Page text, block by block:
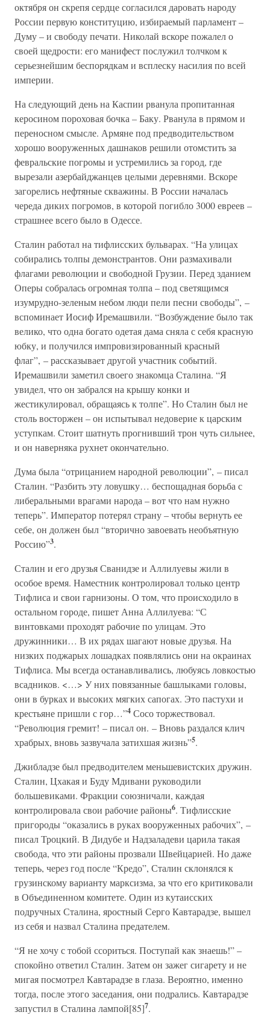
октября он скрепя сердце согласился даровать народу
России первую конституцию, избираемый парламент –
Думу – и свободу печати. Николай вскоре пожалел о
своей щедрости: его манифест послужил толчком к
серьезнейшим беспорядкам и всплеску насилия по всей
империи.
На следующий день на Каспии рванула пропитанная
керосином пороховая бочка – Баку. Рванула в прямом и
переносном смысле. Армяне под предводительством
хорошо вооруженных дашнаков решили отомстить за
февральские погромы и устремились за город, где
вырезали азербайджанцев целыми деревнями. Вскоре
загорелись нефтяные скважины. В России началась
череда диких погромов, в которой погибло 3000 евреев –
страшнее всего было в Одессе.
Сталин работал на тифлисских бульварах. “На улицах
собирались толпы демонстрантов. Они размахивали
флагами революции и свободной Грузии. Перед зданием
Оперы собралась огромная толпа – под светящимся
изумрудно-зеленым небом люди пели песни свободы”, –
вспоминает Иосиф Иремашвили. “Возбуждение было так
велико, что одна богато одетая дама сняла с себя красную
юбку, и получился импровизированный красный
флаг”, – рассказывает другой участник событий.
Иремашвили заметил своего знакомца Сталина. “Я
увидел, что он забрался на крышу конки и
жестикулировал, обращаясь к толпе”. Но Сталин был не
столь восторжен – он испытывал недоверие к царским
уступкам. Стоит шатнуть прогнивший трон чуть сильнее,
и он наверняка рухнет окончательно.
Дума была “отрицанием народной революции”, – писал
Сталин. “Разбить эту ловушку… беспощадная борьба с
либеральными врагами народа – вот что нам нужно
теперь”. Император потерял страну – чтобы вернуть ее
себе, он должен был “вторично завоевать необъятную
Россию”3.
Сталин и его друзья Сванидзе и Аллилуевы жили в
особое время. Наместник контролировал только центр
Тифлиса и свои гарнизоны. О том, что происходило в
остальном городе, пишет Анна Аллилуева: “С
винтовками проходят рабочие по улицам. Это
дружинники… В их рядах шагают новые друзья. На
низких поджарых лошадках появлялись они на окраинах
Тифлиса. Мы всегда останавливались, любуясь ловкостью
всадников. <…> У них повязанные башлыками головы,
они в бурках и высоких мягких сапогах. Это пастухи и
крестьяне пришли с гор…”4 Сосо торжествовал.
“Революция гремит! – писал он. – Вновь раздался клич
храбрых, вновь зазвучала затихшая жизнь”5.
Джибладзе был предводителем меньшевистских дружин.
Сталин, Цхакая и Буду Мдивани руководили
большевиками. Фракции союзничали, каждая
контролировала свои рабочие районы6. Тифлисские
пригороды “оказались в руках вооруженных рабочих”, –
писал Троцкий. В Дидубе и Надзаладеви царила такая
свобода, что эти районы прозвали Швейцарией. Но даже
теперь, через год после “Кредо”, Сталин склонялся к
грузинскому варианту марксизма, за что его критиковали
в Объединенном комитете. Один из кутаисских
подручных Сталина, яростный Серго Кавтарадзе, вышел
из себя и назвал Сталина предателем.
“Я не хочу с тобой ссориться. Поступай как знаешь!” –
спокойно ответил Сталин. Затем он зажег сигарету и не
мигая посмотрел Кавтарадзе в глаза. Вероятно, именно
тогда, после этого заседания, они подрались. Кавтарадзе
запустил в Сталина лампой[85]7.